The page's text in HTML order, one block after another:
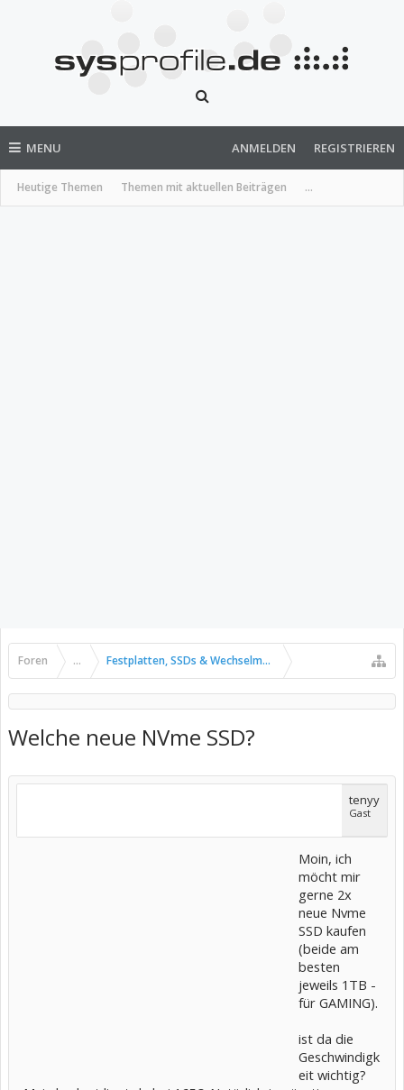
MENU
Heutige Themen Themen mit aktuellen Beiträgen ...
ANMELDEN REGISTRIEREN
Foren ... Festplatten, SSDs & Wechselmedien
Welche neue NVme SSD?
tenyy
Gast
Moin, ich
möcht mir
gerne 2x
neue Nvme
SSD kaufen
(beide am
besten
jeweils 1TB -
für GAMING).
ist da die
Geschwindigk
eit wichtig?